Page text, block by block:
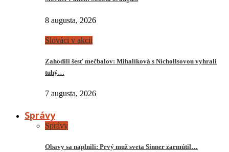
8 augusta, 2026
Slováci v akcii
Zahodili šesť mečbalov: Mihalíková s Nichollsovou vyhrali
tuhý…
7 augusta, 2026
Správy
Správy
Obavy sa naplnili: Prvý muž sveta Sinner zarmútil…